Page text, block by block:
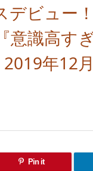
ビュー
意識高す
年12
Pin it